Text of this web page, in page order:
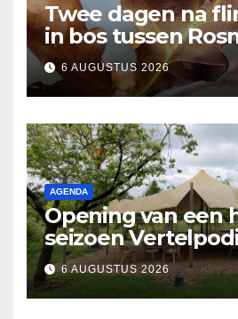
Twee dagen na
in bos tussen
Nuland
6 AUGUSTUS 2026
AGENDA
Opening van een
seizoen
Lopende Vuur’.
verhalen in
Hooidonk
6 AUGUSTUS 2026